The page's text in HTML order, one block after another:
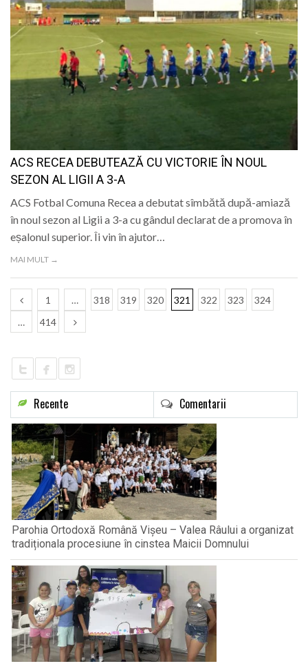
ACS RECEA DEBUTEAZĂ CU VICTORIE ÎN NOUL
SEZON AL LIGII A 3-A
ACS Fotbal Comuna Recea a debutat sîmbătă după-amiază
în noul sezon al Ligii a 3-a cu gândul declarat de a promova în
eșalonul superior. Îi vin în ajutor…
MAI MULT →
1 … 318 319 320 321 322 323
324
…
414
Recente Comentarii
Parohia Ortodoxă Română Vișeu – Valea Râului a organizat
tradiționala procesiune în cinstea Maicii Domnului